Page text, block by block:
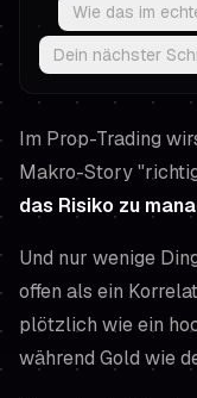
Wie das im
Dein nächster
Im Prop-Trading
Makro-Story
das Risiko zu
Und nur wenige
offen als ein
plötzlich wie ein
während Gold wie